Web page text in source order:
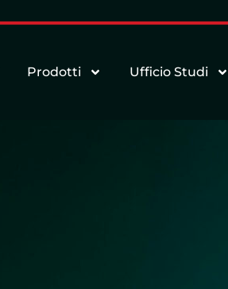
Prodotti Ufficio Studi